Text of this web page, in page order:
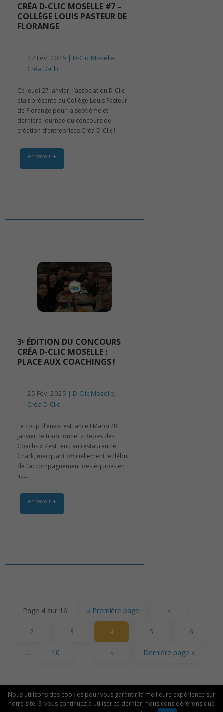
CRÉA D-CLIC MOSELLE #7 –
COLLÈGE LOUIS PASTEUR DE
FLORANGE
27 Fév, 2025 | D-Clic Moselle
Créa D-Clic
Ce jeudi 27 janvier, l’association D-Clic
était présente au Collège Louis Pasteur
de Florange pour la septième et
dernière journée du concours de
création d’entreprises Créa D-Clic !
en savoir +
3ᵉ ÉDITION DU CONCOURS
CRÉA D-CLIC MOSELLE :
PLACE AUX COACHINGS !
25 Fév, 2025 | D-Clic Moselle,
Créa D-Clic
Le coup d’envoi est lancé ! Mardi 28
janvier, le traditionnel « Repas des
Coachs » s’est tenu au restaurant le
Chark, marquant officiellement le début
de l’accompagnement des équipes en
lice.
en savoir +
Page 4 sur 16 « Première page « …
2 3 4 5 6
… 10 … » Dernière page »
© 2026 Association D-Clic |Mentions légales
Nous utilisons des cookies pour vous garantir la meilleure expérience sur
notre site. Si vous continuez à utiliser ce dernier, nous considérerons que